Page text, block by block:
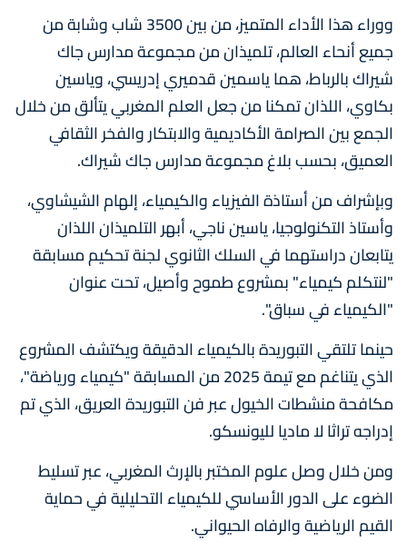
ووراء هذا الأداء المتميز، من بين 3500 شاب وشابة من
جميع أنحاء العالم، تلميذان من مجموعة مدارس جاك
شيراك بالرباط، هما ياسمين قدميري إدريسي، وياسين
بكاوي، اللذان تمكنا من جعل العلم المغربي يتألق من خلال
الجمع بين الصرامة الأكاديمية والابتكار والفخر الثقافي
العميق، بحسب بلاغ مجموعة مدارس جاك شيراك.
وبإشراف من أستاذة الفيزياء والكيمياء، إلهام الشيشاوي،
وأستاذ التكنولوجيا، ياسين ناجي، أبهر التلميذان اللذان
يتابعان دراستهما في السلك الثانوي لجنة تحكيم مسابقة
"لنتكلم كيمياء" بمشروع طموح وأصيل، تحت عنوان
"الكيمياء في سباق".
حينما تلتقي التبوريدة بالكيمياء الدقيقة ويكتشف المشروع
الذي يتناغم مع تيمة 2025 من المسابقة "كيمياء ورياضة"،
مكافحة منشطات الخيول عبر فن التبوريدة العريق، الذي تم
إدراجه تراثا لا ماديا لليونسكو.
ومن خلال وصل علوم المختبر بالإرث المغربي، عبر تسليط
الضوء على الدور الأساسي للكيمياء التحليلية في حماية
القيم الرياضية والرفاه الحيواني.